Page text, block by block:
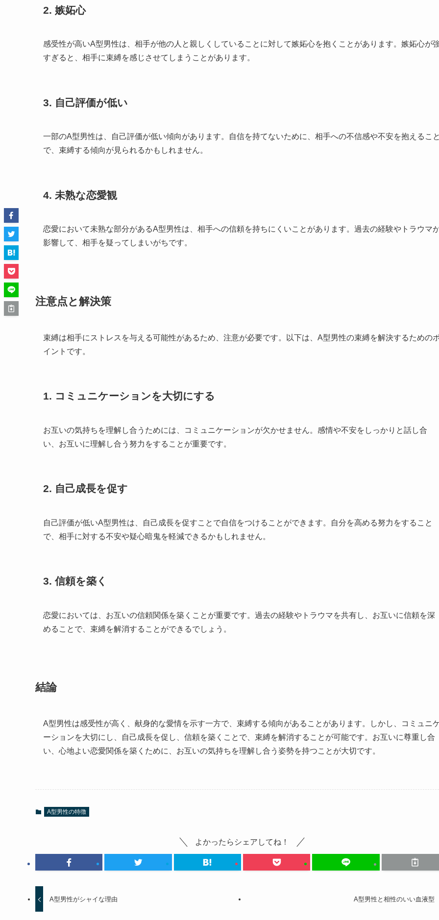
2. 嫉妬心
感受性が高いA型男性は、相手が他の人と親しくしていることに対して嫉妬心を抱くことがあります。嫉妬心が
すぎると、相手に束縛を感じさせてしまうことがあります。
3. 自己評価が低い
一部のA型男性は、自己評価が低い傾向があります。自信を持てないために、相手への不信感や不安を抱えるこ
で、束縛する傾向が見られるかもしれません。
4. 未熟な恋愛観
恋愛において未熟な部分があるA型男性は、相手への信頼を持ちにくいことがあります。過去の経験やトラウマ
影響して、相手を疑ってしまいがちです。
注意点と解決策
束縛は相手にストレスを与える可能性があるため、注意が必要です。以下は、A型男性の束縛を解決するための
イントです。
1. コミュニケーションを大切にする
お互いの気持ちを理解し合うためには、コミュニケーションが欠かせません。感情や不安をしっかりと話し合
い、お互いに理解し合う努力をすることが重要です。
2. 自己成長を促す
自己評価が低いA型男性は、自己成長を促すことで自信をつけることができます。自分を高める努力をすること
で、相手に対する不安や疑心暗鬼を軽減できるかもしれません。
3. 信頼を築く
恋愛においては、お互いの信頼関係を築くことが重要です。過去の経験やトラウマを共有し、お互いに信頼を深
めることで、束縛を解消することができるでしょう。
結論
A型男性は感受性が高く、献身的な愛情を示す一方で、束縛する傾向があることがあります。しかし、コミュニ
ーションを大切にし、自己成長を促し、信頼を築くことで、束縛を解消することが可能です。お互いに尊重し合
い、心地よい恋愛関係を築くために、お互いの気持ちを理解し合う姿勢を持つことが大切です。
A型男性の特徴
よかったらシェアしてね！
A型男性がシャイな理由 A型男性と相性のいい血液型